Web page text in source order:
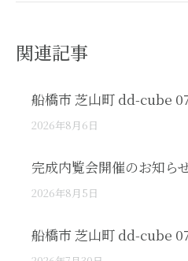
関連記事
船橋市 芝山町 dd-cube
2026年8月6日
完成内覧会開催のお知ら
2026年8月5日
船橋市 芝山町 dd-cube